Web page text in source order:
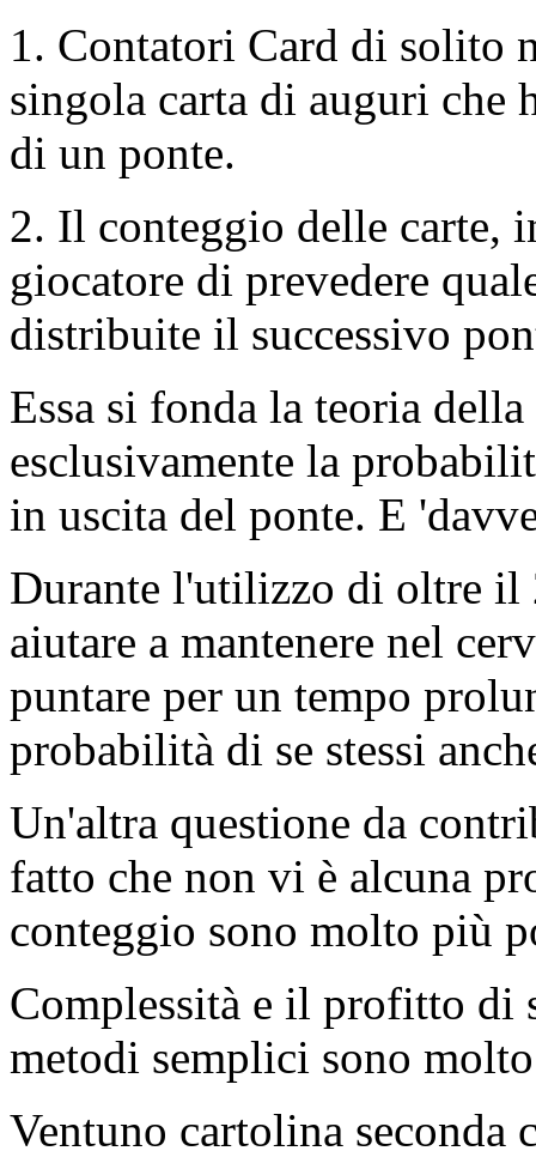
1. Contatori Card di solito
singola carta di auguri che
di un ponte.
2. Il conteggio delle carte,
giocatore di prevedere
distribuite il successivo
Essa si fonda la teoria
esclusivamente la
in uscita del ponte. E
Durante l'utilizzo di oltre il
aiutare a mantenere nel
puntare per un tempo
probabilità di se stessi
Un'altra questione da
fatto che non vi è alcuna
conteggio sono molto più
Complessità e il profitto di
metodi semplici sono
Ventuno cartolina seconda